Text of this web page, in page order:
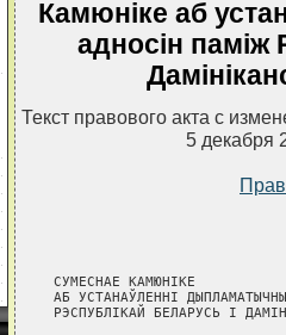
Камюнiке аб
адносiн памiж
Текст правового акта с
5 декабря
СУМЕСНАЕ КАМЮНIКЕ
АБ УСТАНАЎЛЕННI
РЭСПУБЛIКАЙ БЕЛАРУСЬ I